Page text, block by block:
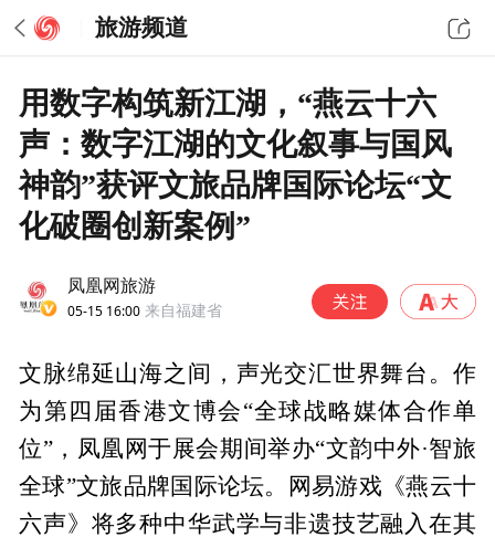
旅游频道
用数字构筑新江湖，“燕云十六
声：数字江湖的文化叙事与国风
神韵”获评文旅品牌国际论坛“文
化破圈创新案例”
凤凰网旅游
05-15 16:00 来自福建省
文脉绵延山海之间，声光交汇世界舞台。作
为第四届香港文博会“全球战略媒体合作单
位”，凤凰网于展会期间举办“文韵中外·智旅
全球”文旅品牌国际论坛。网易游戏《燕云十
六声》将多种中华武学与非遗技艺融入在其